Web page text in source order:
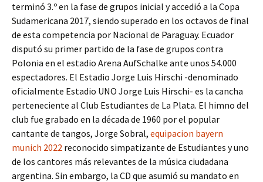
terminó 3.º en la fase de grupos inicial y accedió a la Copa
Sudamericana 2017, siendo superado en los octavos de final
de esta competencia por Nacional de Paraguay. Ecuador
disputó su primer partido de la fase de grupos contra
Polonia en el estadio Arena AufSchalke ante unos 54.000
espectadores. El Estadio Jorge Luis Hirschi -denominado
oficialmente Estadio UNO Jorge Luis Hirschi- es la cancha
perteneciente al Club Estudiantes de La Plata. El himno del
club fue grabado en la década de 1960 por el popular
cantante de tangos, Jorge Sobral, equipacion bayern
munich 2022 reconocido simpatizante de Estudiantes y uno
de los cantores más relevantes de la música ciudadana
argentina. Sin embargo, la CD que asumió su mandato en